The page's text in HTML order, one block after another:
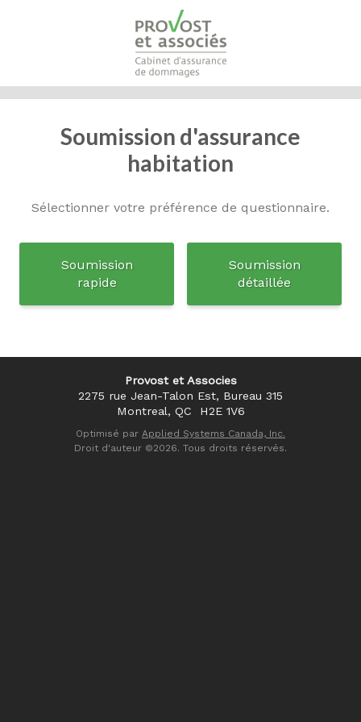
Soumission d'assurance
habitation
Sélectionner votre préférence de questionnaire.
Soumission
rapide
Soumission
détaillée
Provost et Associes
2275 rue Jean-Talon Est, Bureau 315
Montreal, QC H2E 1V6
Optimisé par Applied Systems Canada, Inc.
Droit d'auteur ©2026. Tous droits réservés.